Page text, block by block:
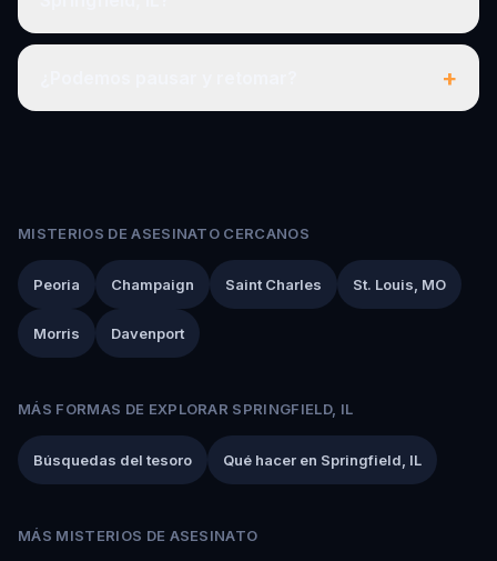
+
MISTERIOS DE ASESINATO CERCANOS
Peoria Champaign Saint Charles St. Louis, MO
Morris Davenport
MÁS FORMAS DE EXPLORAR SPRINGFIELD, IL
Búsquedas del tesoro Qué hacer en Springfield, IL
MÁS MISTERIOS DE ASESINATO